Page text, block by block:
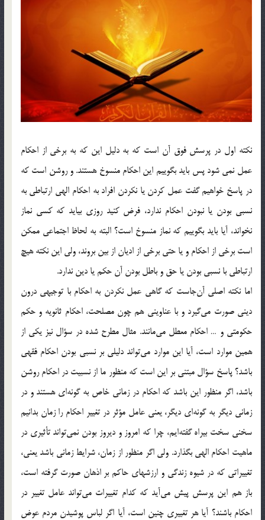
نكته اول در پرسش فوق آن است كه به دليل اين كه به برخي از احكام
عمل نمي شود پس بايد بگوييم اين احكام منسوخ هستند. و روشن است كه
در پاسخ خواهيم گفت عمل كردن يا نكردن افراد به احكام الهي ارتباطي به
نسبي بودن يا نبودن احكام ندارد، فرض كنيد روزي بيايد كه كسي نماز
نخواند، آيا بايد بگوييم كه نماز منسوخ است؟ البته به لحاظ اجتماعي ممكن
است برخي از احكام و يا حتي برخي از اديان از بين بروند، ولي اين نكته هيچ
ارتباطي با نسبي بودن يا حق و باطل بودن آن حكم يا دين ندارد.
اما نكته اصلي آن‌جاست كه گاهي عمل نكردن به احكام با توجيهي درون
ديني صورت مي‌گيرد و با عناويني هم چون مصلحت، احكام ثانويه و حكم
حكومتي و … احكام معطل مي‌مانند. مثال مطرح شده در سؤال نيز يكي از
همين موارد است، آيا اين موارد مي‌تواند دليلي بر نسبي بودن احكام فقهي
باشد؟ پاسخ سؤال مبتني بر اين است كه منظور ما از نسبيت در احكام روشن
باشد، اگر منظور اين باشد كه احكام در زماني خاص به گونه‌اي هستند و در
زماني ديگر به گونه‌اي ديگر، يعني عامل مؤثر در تغيير احكام را زمان بدانيم
سخني سخت بيراه گفته‌ايم، چرا كه امروز و ديروز بودن نمي‌تواند تأثيري در
ماهيت احكام الهي بگذارد. ولي اگر منظور از زمان، شرايط زماني باشد يعني،
تغييراتي كه در شيوه زندگي و ارزشهاي حاكم بر اذهان صورت گرفته است،
باز هم اين پرسش پيش مي‌آيد كه كدام تغييرات مي‌تواند عامل تغيير در
احكام باشند؟ آيا هر تغييري چنين است، آيا اگر لباس پوشيدن مردم عوض